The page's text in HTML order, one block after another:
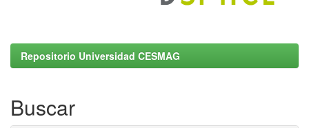
Repositorio Universidad CESMAG
Buscar